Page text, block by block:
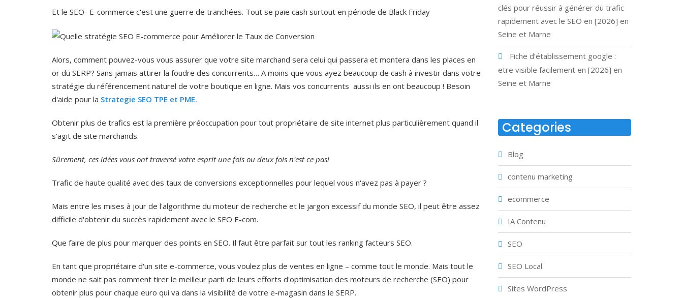
Et le SEO- E-commerce c'est une guerre de tranchées. Tout se paie cash surtout en période de Black Friday
Alors, comment pouvez-vous vous assurer que votre site marchand sera celui qui passera et montera dans les places en
or du SERP? Sans jamais attirer la foudre des concurrents… A moins que vous ayez beaucoup de cash à investir dans votre
stratégie du référencement naturel de votre boutique en ligne. Mais vos concurrents aussi ils en ont beaucoup ! Besoin
d'aide pour la Strategie SEO TPE et PME.
Obtenir plus de trafics est la première préoccupation pour tout propriétaire de site internet plus particulièrement quand il
s'agit de site marchands.
Sûrement, ces idées vous ont traversé votre esprit une fois ou deux fois n'est ce pas!
Trafic de haute qualité avec des taux de conversions exceptionnelles pour lequel vous n'avez pas à payer ?
Mais entre les mises à jour de l'algorithme du moteur de recherche et le jargon excessif du monde SEO, il peut être assez
difficile d'obtenir du succès rapidement avec le SEO E-com.
Que faire de plus pour marquer des points en SEO. Il faut être parfait sur tout les ranking facteurs SEO.
En tant que propriétaire d'un site e-commerce, vous voulez plus de ventes en ligne – comme tout le monde. Mais tout le
monde ne sait pas comment tirer le meilleur parti de leurs efforts d'optimisation des moteurs de recherche (SEO) pour
obtenir plus pour chaque euro qui va dans la visibilité de votre e-magasin dans le SERP.
clés pour réussir à générer du trafic
rapidement avec le SEO en [2026] en
Seine et Marne
Fiche d’établissement google :
etre visible facilement en [2026] en
Seine et Marne
Categories
Blog
contenu marketing
ecommerce
IA Contenu
SEO
SEO Local
Sites WordPress